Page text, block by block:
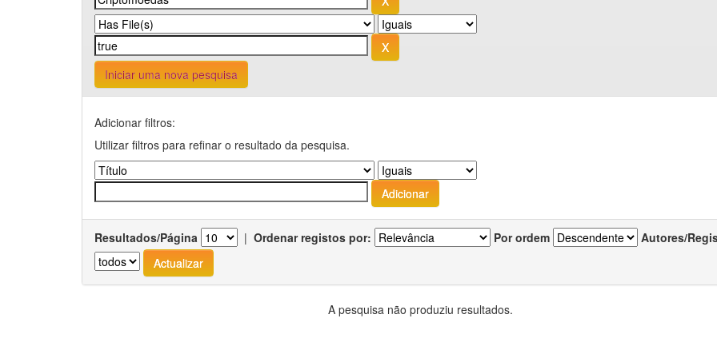
Iniciar uma nova pesquisa
Adicionar filtros:
Utilizar filtros para refinar o resultado da pesquisa.
Resultados/Página | Ordenar registos por: Por ordem Autores/
A pesquisa não produziu resultados.